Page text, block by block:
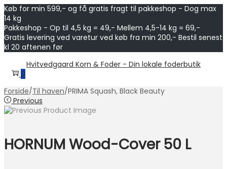
Køb for min 599,- og få gratis fragt til pakkeshop - Dog max
14 kg
Pakkeshop - Op til 4,5 kg = 49,- Mellem 4,5-14 kg = 69,-
Gratis levering ved varetur ved køb fra min 200,- Bestil senest
kl 20 aftenen før
to
to
Hvitvedgaard Korn & Foder - Din lokale foderbutik
0
Forside/Til haven/PRIMA Squash, Black Beauty
Previous
HORNUM Wood-Cover 50 L